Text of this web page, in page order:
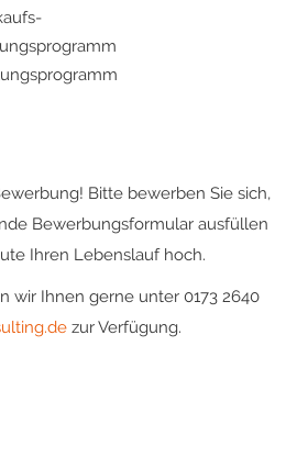
Bitte bewerben Sie sich,
Bewerbungsformular ausfüllen
Ihren Lebenslauf hoch.
wir Ihnen gerne unter 0173 2640
zur Verfügung.